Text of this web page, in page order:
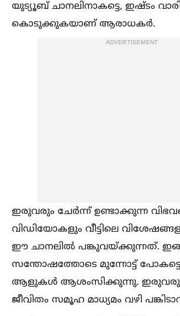
യുട്യൂബ് ചാനലിനാകട്ടെ, ഇഷ്ടം
കൊടുക്കുകയാണ് ആരാധകര്‍.
ADVERTISEMENT
ഇരുവരും ചേര്‍ന്ന് ഉണ്ടാക്കുന്ന
വിഡിയോകളും വീട്ടിലെ
ഈ ചാനലില്‍ പങ്കുവയ്ക്കുന്നത്.
സന്തോഷത്തോടെ മുന്നോട്ട് പോകട്ടെ
ആളുകള്‍ ആശംസിക്കുന്നു.
ജീവിതം സമൂഹ മാധ്യമം വഴി